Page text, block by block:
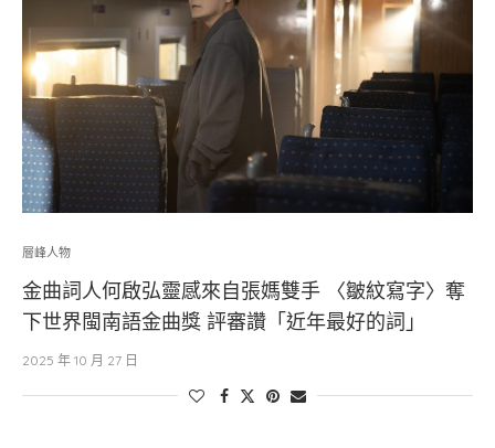
層峰⼈物
金曲詞人何啟弘靈感來自張媽雙手 〈皺紋寫字〉奪
下世界閩南語金曲獎 評審讚「近年最好的詞」
2025 年 10 月 27 日